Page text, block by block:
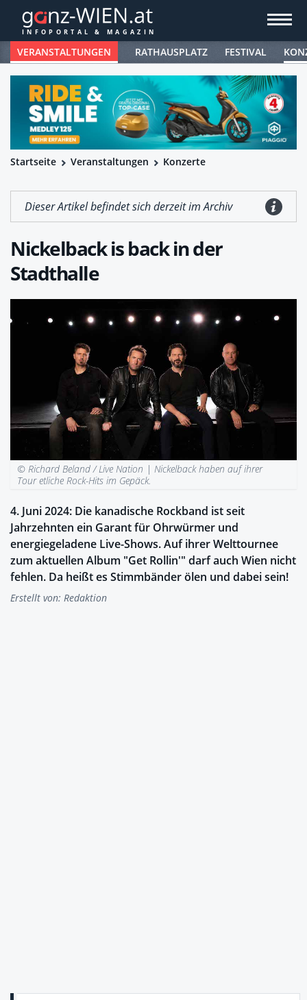
VERANSTALTUNGEN RATHAUSPLATZ FESTIVAL
Startseite Veranstaltungen Konzerte
Dieser Artikel befindet sich derzeit im Archiv
Nickelback is back in der
Stadthalle
© Richard Beland / Live Nation |Nickelback haben auf ihrer
Tour etliche Rock-Hits im Gepäck.
4. Juni 2024: Die kanadische Rockband ist seit
Jahrzehnten ein Garant für Ohrwürmer und
energiegeladene Live-Shows. Auf ihrer Welttournee
zum aktuellen Album "Get Rollin'" darf auch Wien nicht
fehlen. Da heißt es Stimmbänder ölen und dabei sein!
Erstellt von: Redaktion